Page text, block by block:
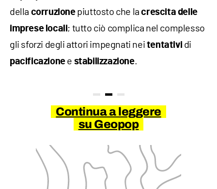
della corruzionepiuttosto che la crescita delle
imprese locali; tutto ciò complica nel complesso
gli sforzi degli attori impegnati nei tentativi di
pacificazionee stabilizzazione.
Continua a leggere
su Geopop